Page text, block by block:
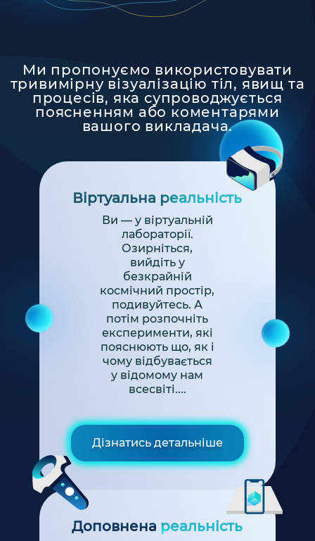
Ми пропонуємо використовувати
тривимірну візуалізацію тіл, явищ та
процесів, яка супроводжується
поясненням або коментарями
вашого викладача.
Віртуальна реальність
Ви — у віртуальній
лабораторії.
Озирніться,
вийдіть у
безкрайній
космічний простір,
подивуйтесь. А
потім розпочніть
експерименти, які
пояснюють що, як і
чому відбувається
у відомому нам
всесвіті....
Дізнатись детальніше
Доповнена реальність